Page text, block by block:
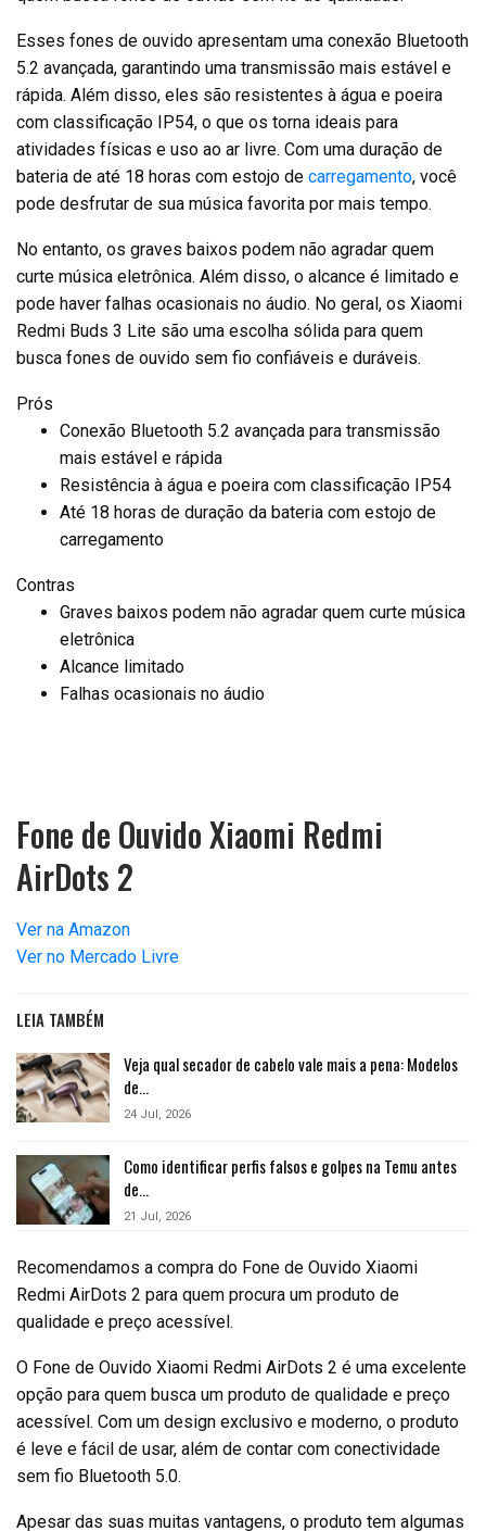
Esses fones de ouvido apresentam uma conexão Bluetooth
5.2 avançada, garantindo uma transmissão mais estável e
rápida. Além disso, eles são resistentes à água e poeira
com classificação IP54, o que os torna ideais para
atividades físicas e uso ao ar livre. Com uma duração de
bateria de até 18 horas com estojo de carregamento, você
pode desfrutar de sua música favorita por mais tempo.
No entanto, os graves baixos podem não agradar quem
curte música eletrônica. Além disso, o alcance é limitado e
pode haver falhas ocasionais no áudio. No geral, os Xiaomi
Redmi Buds 3 Lite são uma escolha sólida para quem
busca fones de ouvido sem fio confiáveis e duráveis.
Prós
Conexão Bluetooth 5.2 avançada para transmissão
mais estável e rápida
Resistência à água e poeira com classificação IP54
Até 18 horas de duração da bateria com estojo de
carregamento
Contras
Graves baixos podem não agradar quem curte música
eletrônica
Alcance limitado
Falhas ocasionais no áudio
Fone de Ouvido Xiaomi Redmi
AirDots 2
Ver na Amazon
Ver no Mercado Livre
LEIA TAMBÉM
Veja qual secador de cabelo vale mais a pena: Modelos
de…
24 Jul, 2026
Como identificar perfis falsos e golpes na Temu antes
de…
21 Jul, 2026
Recomendamos a compra do Fone de Ouvido Xiaomi
Redmi AirDots 2 para quem procura um produto de
qualidade e preço acessível.
O Fone de Ouvido Xiaomi Redmi AirDots 2 é uma excelente
opção para quem busca um produto de qualidade e preço
acessível. Com um design exclusivo e moderno, o produto
é leve e fácil de usar, além de contar com conectividade
sem fio Bluetooth 5.0.
Apesar das suas muitas vantagens, o produto tem algumas